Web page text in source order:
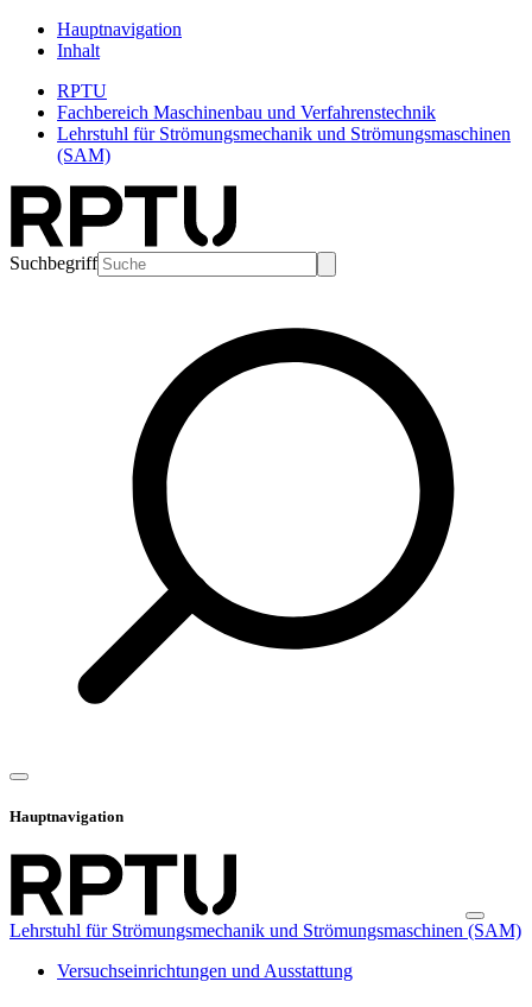
Hauptnavigation
Inhalt
RPTU
Fachbereich Maschinenbau und Verfahrenstechnik
Lehrstuhl für Strömungsmechanik und Strömungsmaschinen
(SAM)
Suchbegriff
Hauptnavigation
Lehrstuhl für Strömungsmechanik und Strömungsmaschinen (SAM)
Versuchseinrichtungen und Ausstattung